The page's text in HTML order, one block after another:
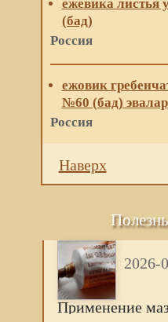
ежевика листья
(бад)
Россия
ежовик
№60 (бад) эвалар
Россия
Наверх
2026-
Применение